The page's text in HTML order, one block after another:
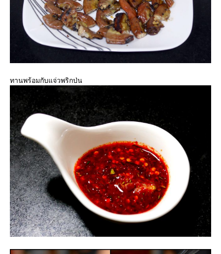
ทานพร้อมกับแจ่วพริกป่น